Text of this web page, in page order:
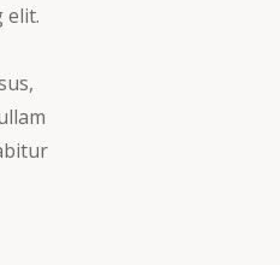
elit.